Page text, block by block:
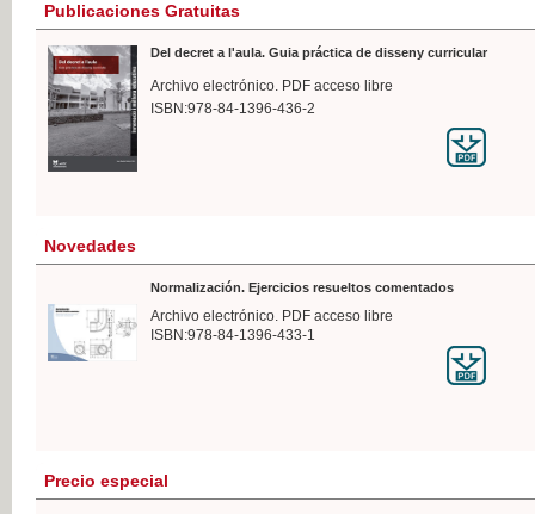
Publicaciones Gratuitas
Del decret a l'aula. Guia práctica de disseny curricular
Archivo electrónico. PDF acceso libre
ISBN:978-84-1396-436-2
Novedades
Normalización. Ejercicios resueltos comentados
Archivo electrónico. PDF acceso libre
ISBN:978-84-1396-433-1
Precio especial